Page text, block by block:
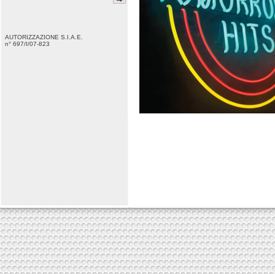
AUTORIZZAZIONE S.I.A.E.
n° 697/I/07-823